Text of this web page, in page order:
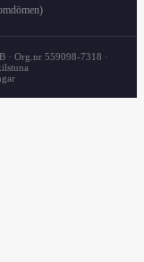
· Org.nr 559098-7318 ·